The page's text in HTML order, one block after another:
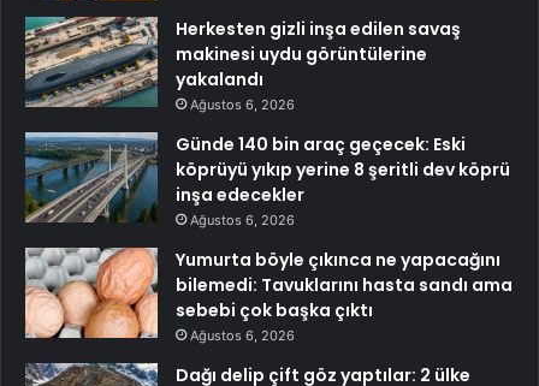
Herkesten gizli inşa edilen savaş
makinesi uydu görüntülerine
yakalandı
Ağustos 6, 2026
Günde 140 bin araç geçecek: Eski
köprüyü yıkıp yerine 8 şeritli dev köprü
inşa edecekler
Ağustos 6, 2026
Yumurta böyle çıkınca ne yapacağını
bilemedi: Tavuklarını hasta sandı ama
sebebi çok başka çıktı
Ağustos 6, 2026
Dağı delip çift göz yaptılar: 2 ülke